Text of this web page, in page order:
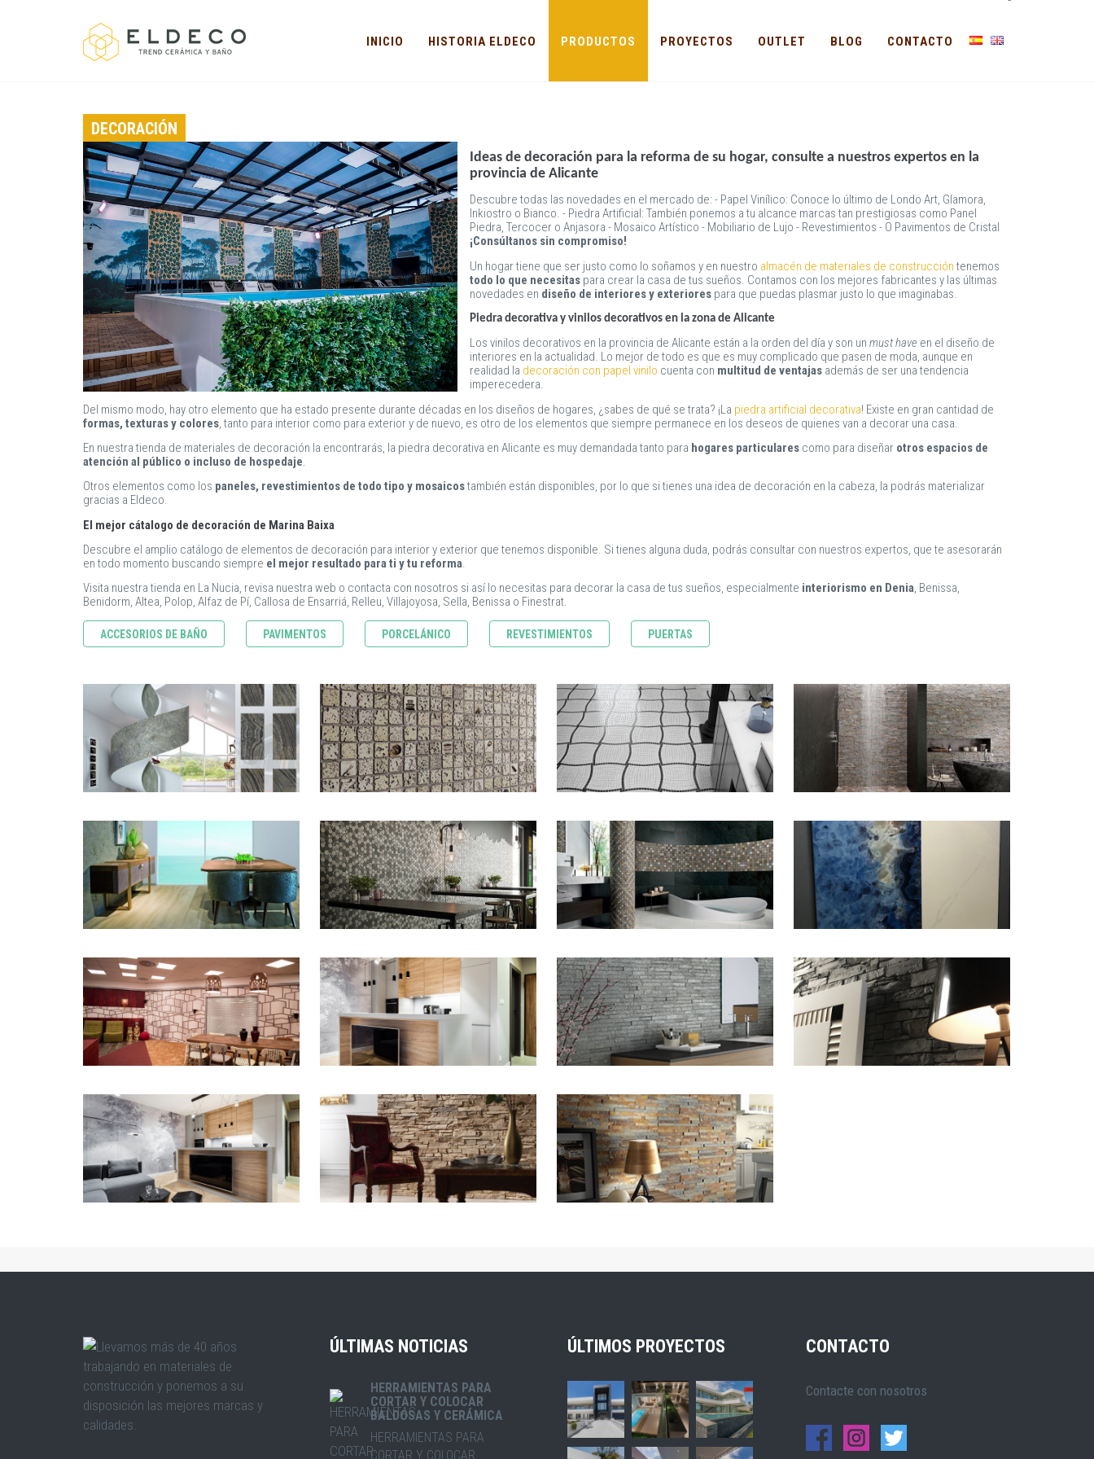
INICIO HISTORIA ELDECO PRODUCTOS PROYECTOS OUTLET BLOG CONTACTO
DECORACIÓN
Ideas de decoración para la reforma de su hogar, consulte a nuestros expertos en la
provincia de Alicante
Descubre todas las novedades en el mercado de: - Papel Vinílico: Conoce lo último de Londo Art, Glamora,
Inkiostro o Bianco. - Piedra Artificial: También ponemos a tu alcance marcas tan prestigiosas como Panel
Piedra, Tercocer o Anjasora - Mosaico Artístico - Mobiliario de Lujo - Revestimientos - O Pavimentos de Cristal
¡Consúltanos sin compromiso!
Un hogar tiene que ser justo como lo soñamos y en nuestro almacén de materiales de construcción tenemos
todo lo que necesitas para crear la casa de tus sueños. Contamos con los mejores fabricantes y las últimas
novedades en diseño de interiores y exteriores para que puedas plasmar justo lo que imaginabas.
Piedra decorativa y vinilos decorativos en la zona de Alicante
Los vinilos decorativos en la provincia de Alicante están a la orden del día y son un must have en el diseño de
interiores en la actualidad. Lo mejor de todo es que es muy complicado que pasen de moda, aunque en
realidad la decoración con papel vinilo cuenta con multitud de ventajas además de ser una tendencia
imperecedera.
Del mismo modo, hay otro elemento que ha estado presente durante décadas en los diseños de hogares, ¿sabes de qué se trata? ¡La piedra artificial decorativa! Existe en gran cantidad de
formas, texturas y colores, tanto para interior como para exterior y de nuevo, es otro de los elementos que siempre permanece en los deseos de quienes van a decorar una casa.
En nuestra tienda de materiales de decoración la encontrarás, la piedra decorativa en Alicante es muy demandada tanto para hogares particulares como para diseñar otros espacios de
atención al público o incluso de hospedaje.
Otros elementos como los paneles, revestimientos de todo tipo y mosaicostambién están disponibles, por lo que si tienes una idea de decoración en la cabeza, la podrás materializar
gracias a Eldeco.
El mejor cátalogo de decoración de Marina Baixa
Descubre el amplio catálogo de elementos de decoración para interior y exterior que tenemos disponible. Si tienes alguna duda, podrás consultar con nuestros expertos, que te asesorarán
en todo momento buscando siempre el mejor resultado para ti y tu reforma.
Visita nuestra tienda en La Nucia, revisa nuestra web o contacta con nosotros si así lo necesitas para decorar la casa de tus sueños, especialmente interiorismo en Denia, Benissa,
Benidorm, Altea, Polop, Alfaz de Pí, Callosa de Ensarriá, Relleu, Villajoyosa, Sella, Benissa o Finestrat.
ACCESORIOS DE BAÑO PAVIMENTOS PORCELÁNICO REVESTIMIENTOS PUERTAS
ZOOM ZOOM ZOOM
ZOOM ZOOM ZOOM ZOOM
ZOOM ZOOM ZOOM ZOOM
ZOOM ZOOM ZOOM
ÚLTIMAS NOTICIAS
HERRAMIENTAS PARA
CORTAR Y COLOCAR
BALDOSAS Y CERÁMICA
HERRAMIENTAS PARA
CORTAR Y COLOCAR
ÚLTIMOS PROYECTOS CONTACTO
Contacte con nosotros